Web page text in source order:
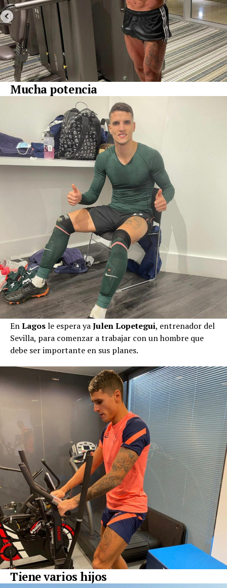
Mucha potencia
EnLagosle espera yaJulen Lopetegui, entrenador del
Sevilla, para comenzar a trabajar con un hombre que
debe ser importante en sus planes.
Tiene varios hijos